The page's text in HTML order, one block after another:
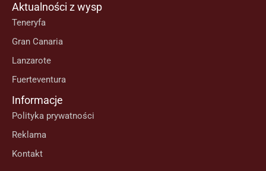
Aktualności z wysp
Teneryfa
Gran Canaria
Lanzarote
Fuerteventura
Informacje
Polityka prywatności
Reklama
Kontakt